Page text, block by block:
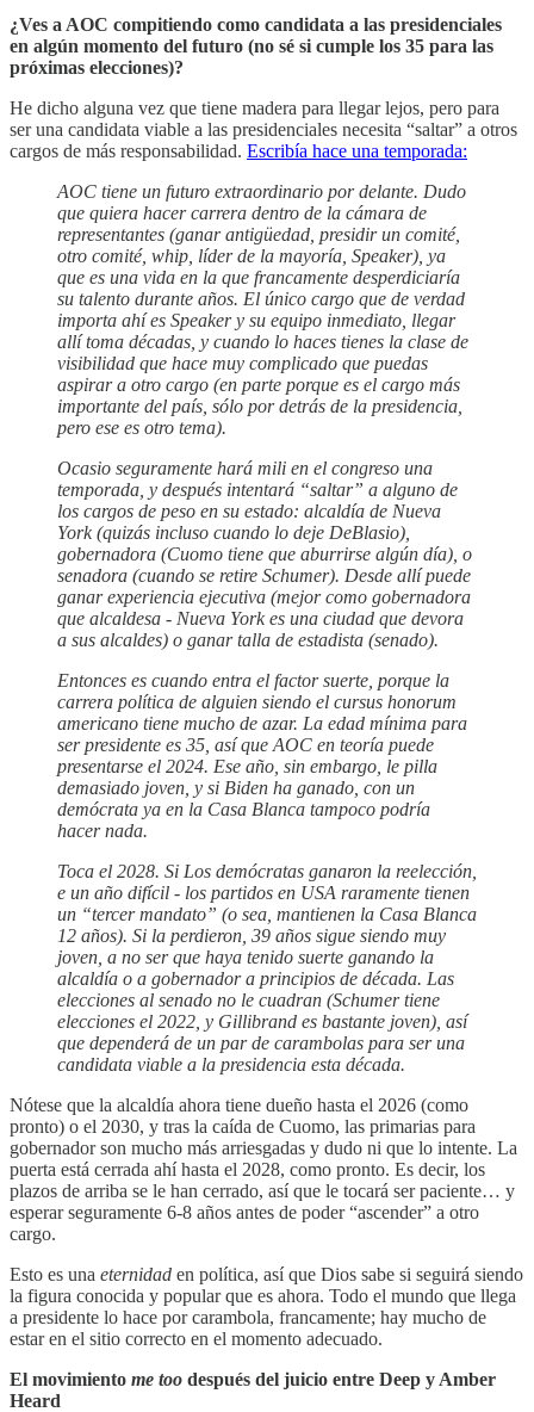
¿Ves a AOC compitiendo como candidata a las presidenciales
en algún momento del futuro (no sé si cumple los 35 para las
próximas elecciones)?
He dicho alguna vez que tiene madera para llegar lejos, pero para
ser una candidata viable a las presidenciales necesita “saltar” a otros
cargos de más responsabilidad. Escribía hace una temporada:
AOC tiene un futuro extraordinario por delante. Dudo
que quiera hacer carrera dentro de la cámara de
representantes (ganar antigüedad, presidir un comité,
otro comité, whip, líder de la mayoría, Speaker), ya
que es una vida en la que francamente desperdiciaría
su talento durante años. El único cargo que de verdad
importa ahí es Speaker y su equipo inmediato, llegar
allí toma décadas, y cuando lo haces tienes la clase de
visibilidad que hace muy complicado que puedas
aspirar a otro cargo (en parte porque es el cargo más
importante del país, sólo por detrás de la presidencia,
pero ese es otro tema).
Ocasio seguramente hará mili en el congreso una
temporada, y después intentará “saltar” a alguno de
los cargos de peso en su estado: alcaldía de Nueva
York (quizás incluso cuando lo deje DeBlasio),
gobernadora (Cuomo tiene que aburrirse algún día), o
senadora (cuando se retire Schumer). Desde allí puede
ganar experiencia ejecutiva (mejor como gobernadora
que alcaldesa - Nueva York es una ciudad que devora
a sus alcaldes) o ganar talla de estadista (senado).
Entonces es cuando entra el factor suerte, porque la
carrera política de alguien siendo el cursus honorum
americano tiene mucho de azar. La edad mínima para
ser presidente es 35, así que AOC en teoría puede
presentarse el 2024. Ese año, sin embargo, le pilla
demasiado joven, y si Biden ha ganado, con un
demócrata ya en la Casa Blanca tampoco podría
hacer nada.
Toca el 2028. Si Los demócratas ganaron la reelección,
e un año difícil - los partidos en USA raramente tienen
un “tercer mandato” (o sea, mantienen la Casa Blanca
12 años). Si la perdieron, 39 años sigue siendo muy
joven, a no ser que haya tenido suerte ganando la
alcaldía o a gobernador a principios de década. Las
elecciones al senado no le cuadran (Schumer tiene
elecciones el 2022, y Gillibrand es bastante joven), así
que dependerá de un par de carambolas para ser una
candidata viable a la presidencia esta década.
Nótese que la alcaldía ahora tiene dueño hasta el 2026 (como
pronto) o el 2030, y tras la caída de Cuomo, las primarias para
gobernador son mucho más arriesgadas y dudo ni que lo intente. La
puerta está cerrada ahí hasta el 2028, como pronto. Es decir, los
plazos de arriba se le han cerrado, así que le tocará ser paciente… y
esperar seguramente 6-8 años antes de poder “ascender” a otro
cargo.
Esto es una eternidad en política, así que Dios sabe si seguirá siendo
la figura conocida y popular que es ahora. Todo el mundo que llega
a presidente lo hace por carambola, francamente; hay mucho de
estar en el sitio correcto en el momento adecuado.
El movimiento me too después del juicio entre Deep y Amber
Heard